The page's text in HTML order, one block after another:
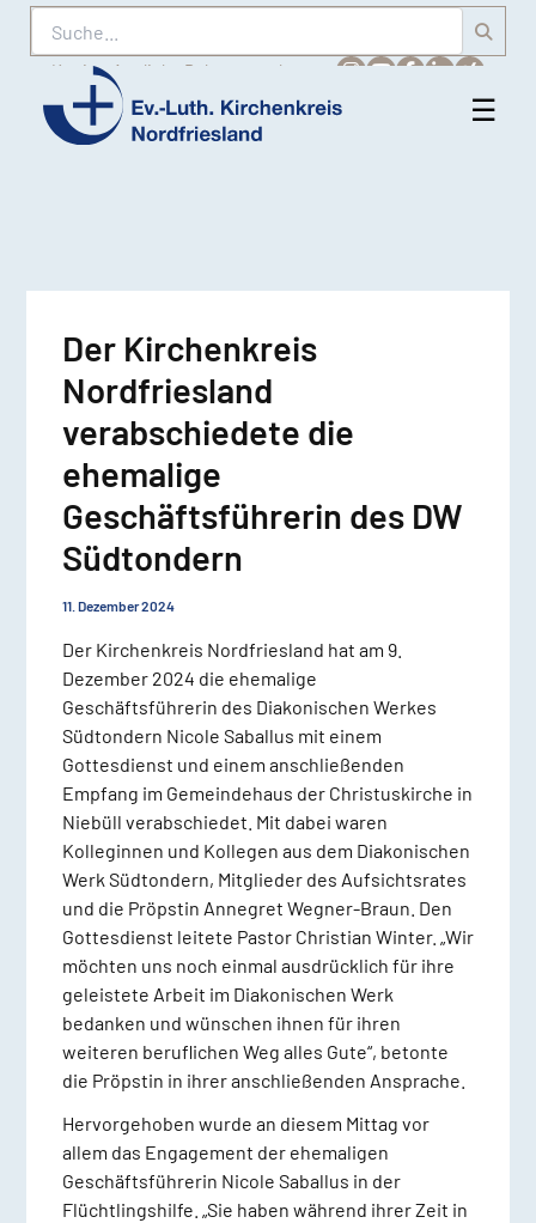
Suche
Karriere Amtliche Bekanntmachungen
Ev.-
☰
Der Kirchenkreis
Nordfriesland
verabschiedete die
ehemalige
Geschäftsführerin des DW
Südtondern
11. Dezember 2024
Der Kirchenkreis Nordfriesland hat am 9.
Dezember 2024 die ehemalige
Geschäftsführerin des Diakonischen Werkes
Südtondern Nicole Saballus mit einem
Gottesdienst und einem anschließenden
Empfang im Gemeindehaus der Christuskirche in
Niebüll verabschiedet. Mit dabei waren
Kolleginnen und Kollegen aus dem Diakonischen
Werk Südtondern, Mitglieder des Aufsichtsrates
und die Pröpstin Annegret Wegner-Braun. Den
Gottesdienst leitete Pastor Christian Winter. „Wir
möchten uns noch einmal ausdrücklich für ihre
geleistete Arbeit im Diakonischen Werk
bedanken und wünschen ihnen für ihren
weiteren beruflichen Weg alles Gute“, betonte
die Pröpstin in ihrer anschließenden Ansprache.
Hervorgehoben wurde an diesem Mittag vor
allem das Engagement der ehemaligen
Geschäftsführerin Nicole Saballus in der
Flüchtlingshilfe. „Sie haben während ihrer Zeit in